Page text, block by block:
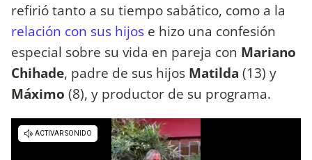
refirió tanto a su tiempo sabático, como a la
relación con sus hijos e hizo una confesión
especial sobre su vida en pareja con Mariano
Chihade, padre de sus hijos Matilda (13) y
Máximo (8), y productor de su programa.